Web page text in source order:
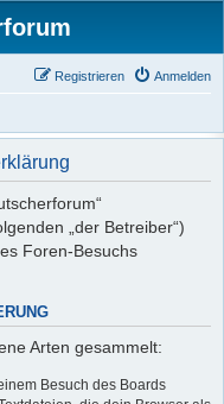
Anmelden
Registrieren
„der Betreiber“)
Foren-Besuchs
Arten gesammelt:
Besuch des Boards